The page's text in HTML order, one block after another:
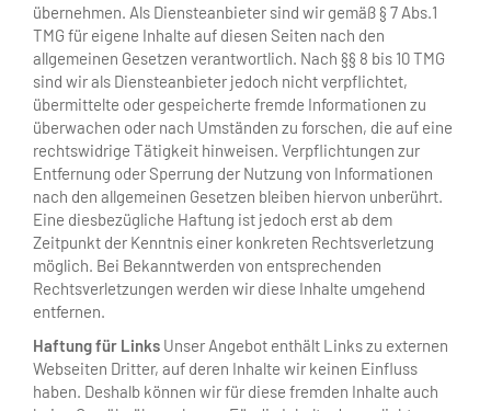
übernehmen. Als Diensteanbieter sind wir gemäß § 7 Abs.1
TMG für eigene Inhalte auf diesen Seiten nach den
allgemeinen Gesetzen verantwortlich. Nach §§ 8 bis 10 TMG
sind wir als Diensteanbieter jedoch nicht verpflichtet,
übermittelte oder gespeicherte fremde Informationen zu
überwachen oder nach Umständen zu forschen, die auf eine
rechtswidrige Tätigkeit hinweisen. Verpflichtungen zur
Entfernung oder Sperrung der Nutzung von Informationen
nach den allgemeinen Gesetzen bleiben hiervon unberührt.
Eine diesbezügliche Haftung ist jedoch erst ab dem
Zeitpunkt der Kenntnis einer konkreten Rechtsverletzung
möglich. Bei Bekanntwerden von entsprechenden
Rechtsverletzungen werden wir diese Inhalte umgehend
entfernen.
Haftung für Links Unser Angebot enthält Links zu externen
Webseiten Dritter, auf deren Inhalte wir keinen Einfluss
haben. Deshalb können wir für diese fremden Inhalte auch